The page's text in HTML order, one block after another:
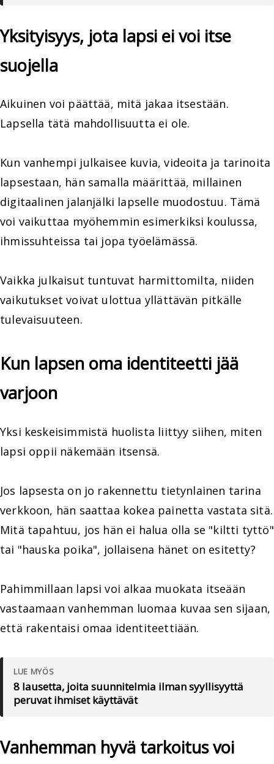
Yksityisyys, jota lapsi ei voi itse
suojella
Aikuinen voi päättää, mitä jakaa itsestään.
Lapsella tätä mahdollisuutta ei ole.
Kun vanhempi julkaisee kuvia, videoita ja tarinoita
lapsestaan, hän samalla määrittää, millainen
digitaalinen jalanjälki lapselle muodostuu. Tämä
voi vaikuttaa myöhemmin esimerkiksi koulussa,
ihmissuhteissa tai jopa työelämässä.
Vaikka julkaisut tuntuvat harmittomilta, niiden
vaikutukset voivat ulottua yllättävän pitkälle
tulevaisuuteen.
Kun lapsen oma identiteetti jää
varjoon
Yksi keskeisimmistä huolista liittyy siihen, miten
lapsi oppii näkemään itsensä.
Jos lapsesta on jo rakennettu tietynlainen tarina
verkkoon, hän saattaa kokea painetta vastata sitä.
Mitä tapahtuu, jos hän ei halua olla se "kiltti tyttö"
tai "hauska poika", jollaisena hänet on esitetty?
Pahimmillaan lapsi voi alkaa muokata itseään
vastaamaan vanhemman luomaa kuvaa sen sijaan,
että rakentaisi omaa identiteettiään.
LUE MYÖS
8 lausetta, joita suunnitelmia ilman syyllisyyttä
peruvat ihmiset käyttävät
Vanhemman hyvä tarkoitus voi